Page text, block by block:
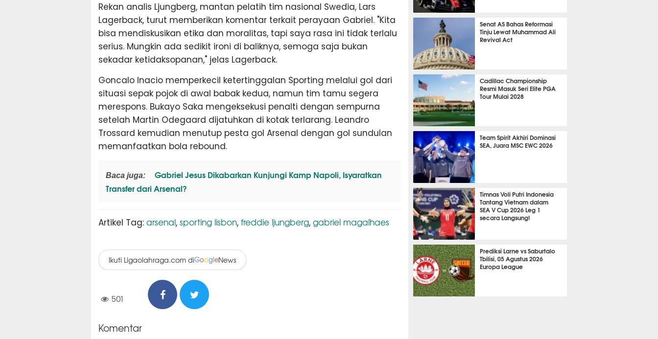
Rekan analis Ljungberg, mantan pelatih tim nasional Swedia, Lars
Lagerback, turut memberikan komentar terkait perayaan Gabriel. "Kita
bisa mendiskusikan etika dan moralitas, tapi saya rasa ini tidak terlalu
serius. Mungkin ada sedikit ironi di baliknya, semoga saja bukan
sekadar ketidaksopanan," jelas Lagerback.
Goncalo Inacio memperkecil ketertinggalan Sporting melalui gol dari
situasi sepak pojok di awal babak kedua, namun tim tamu segera
merespons. Bukayo Saka mengeksekusi penalti dengan sempurna
setelah Martin Odegaard dijatuhkan di kotak terlarang. Leandro
Trossard kemudian menutup pesta gol Arsenal dengan gol sundulan
memanfaatkan bola rebound.
Baca juga:
Gabriel Jesus Dikabarkan Kunjungi Kamp Napoli, Isyaratkan
Transfer dari Arsenal?
Artikel Tag: arsenal, sporting lisbon, freddie ljungberg, gabriel magalhaes
Ikuti Ligaolahraga.com diGoogleNews
501
Komentar
F1
Senat AS Bahas Reformasi
Tinju Lewat Muhammad Ali
Revival Act
TINJU
Cadillac Championship
Resmi Masuk Seri Elite PGA
Tour Mulai 2028
GOLF
Team Spirit Akhiri Dominasi
SEA, Juara MSC EWC 2026
ESPORTS
Timnas Voli Putri Indonesia
Tantang Vietnam dalam
SEA V Cup 2026 Leg 1
secara Langsung!
OLAHRAGA LAIN
Prediksi Larne vs Saburtalo
Tbilisi, 05 Agustus 2026
Europa League